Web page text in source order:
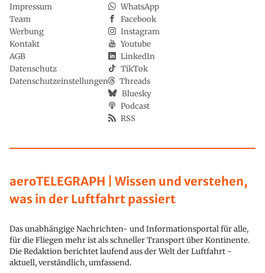
aeroTELEGRAPH | Wissen und verstehen,
was in der Luftfahrt passiert
Das unabhängige Nachrichten- und Informationsportal für alle,
für die Fliegen mehr ist als schneller Transport über Kontinente.
Die Redaktion berichtet laufend aus der Welt der Luftfahrt -
aktuell, verständlich, umfassend.
Impressum
Team
Werbung
Kontakt
AGB
Datenschutz
Datenschutzeinstellungen
WhatsApp
Facebook
Instagram
Youtube
LinkedIn
TikTok
Threads
Bluesky
Podcast
RSS